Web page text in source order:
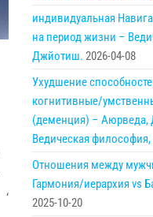
‘
индивидуальная
на период жизни –
Джйотиш. 2026-04-08
Ухудшение
когнитивные/
(деменция) –
Ведическая
Отношения между
Гармония/иерархия vs
2025-10-20